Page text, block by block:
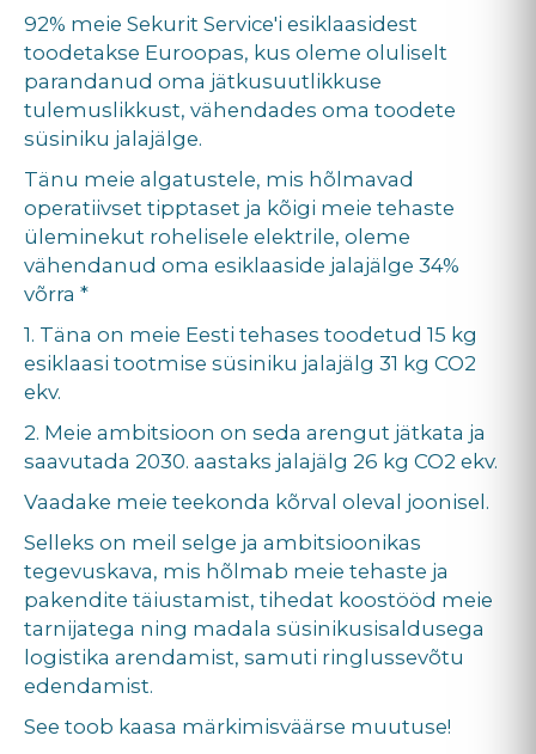
92% meie Sekurit Service'i esiklaasidest
toodetakse Euroopas, kus oleme oluliselt
parandanud oma jätkusuutlikkuse
tulemuslikkust, vähendades oma toodete
süsiniku jalajälge.
Tänu meie algatustele, mis hõlmavad
operatiivset tipptaset ja kõigi meie tehaste
üleminekut rohelisele elektrile, oleme
vähendanud oma esiklaaside jalajälge 34%
võrra *
1. Täna on meie Eesti tehases toodetud 15 kg
esiklaasi tootmise süsiniku jalajälg 31 kg CO2
ekv.
2. Meie ambitsioon on seda arengut jätkata ja
saavutada 2030. aastaks jalajälg 26 kg CO2 ekv.
Vaadake meie teekonda kõrval oleval joonisel.
Selleks on meil selge ja ambitsioonikas
tegevuskava, mis hõlmab meie tehaste ja
pakendite täiustamist, tihedat koostööd meie
tarnijatega ning madala süsinikusisaldusega
logistika arendamist, samuti ringlussevõtu
edendamist.
See toob kaasa märkimisväärse muutuse!